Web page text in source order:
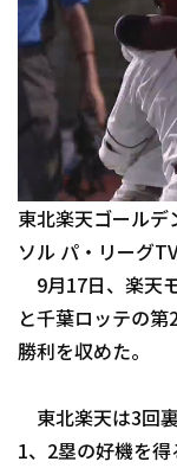
日程・結果
順位表･成績
1軍公式戦
ファーム東地
ファーム中地区
ファーム西地
交流戦
選手名鑑
選手名鑑トップ
北海道
千葉ロ
ニュース
設定
東北楽天ゴール
ソル パ・リーグ
9月17日、楽天
と千葉ロッテの
勝利を収めた。
東北楽天は3回裏
1、2塁の好機を得